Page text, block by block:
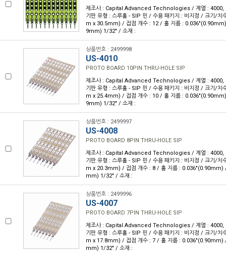
제조사 : Capital Advanced Technologies / 계열 : 4000,
기판 유형 : 스루홀 - SIP 핀 / 수용 패키지 : 비지정 / 크기/
m x 30.5mm) / 접점 개수 : 12 / 홀 지름 :
9mm) 1/32" / 소재 :
상품번호 : 2499998
US-4010
PROTO BOARD 10PIN THRU-HOLE SIP
제조사 : Capital Advanced Technologies / 계열 : 4000,
기판 유형 : 스루홀 - SIP 핀 / 수용 패키지 : 비지정 / 크기/
m x 25.4mm) / 접점 개수 : 10 / 홀 지름 :
9mm) 1/32" / 소재 :
상품번호 : 2499997
US-4008
PROTO BOARD 8PIN THRU-HOLE SIP
제조사 : Capital Advanced Technologies / 계열 : 4000,
기판 유형 : 스루홀 - SIP 핀 / 수용 패키지 : 비지정 / 크기/
m x 20.3mm) / 접점 개수 : 8 / 홀 지름 : 0.036"(0.90mm)
mm) 1/32" / 소재 :
상품번호 : 2499996
US-4007
PROTO BOARD 7PIN THRU-HOLE SIP
제조사 : Capital Advanced Technologies / 계열 : 4000,
기판 유형 : 스루홀 - SIP 핀 / 수용 패키지 : 비지정 / 크기/
m x 17.8mm) / 접점 개수 : 7 / 홀 지름 : 0.036"(0.90mm)
mm) 1/32" / 소재 :